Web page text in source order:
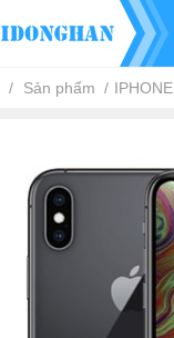
Sản phẩm IPHONE